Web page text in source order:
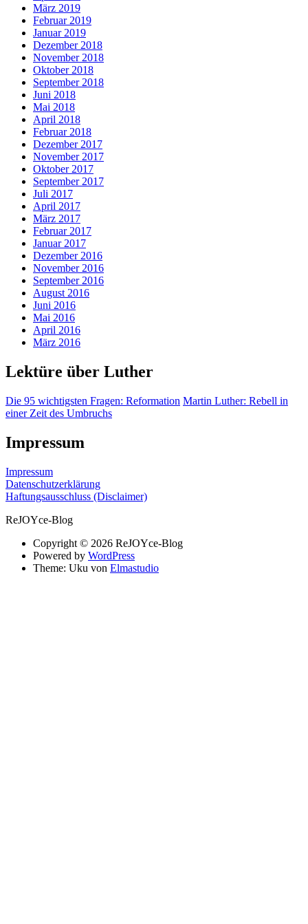
März 2019
Februar 2019
Januar 2019
Dezember 2018
November 2018
Oktober 2018
September 2018
Juni 2018
Mai 2018
April 2018
Februar 2018
Dezember 2017
November 2017
Oktober 2017
September 2017
Juli 2017
April 2017
März 2017
Februar 2017
Januar 2017
Dezember 2016
November 2016
September 2016
August 2016
Juni 2016
Mai 2016
April 2016
März 2016
Lektüre über Luther
Die 95 wichtigsten Fragen: Reformation Martin Luther: Rebell in
einer Zeit des Umbruchs
Impressum
Impressum
Datenschutzerklärung
Haftungsausschluss (Disclaimer)
ReJOYce-Blog
Copyright © 2026 ReJOYce-Blog
Powered by WordPress
Theme: Uku von Elmastudio